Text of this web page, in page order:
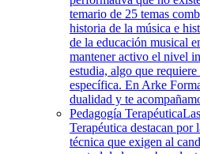
temario de 25 temas
historia de la música e
de la educación musical
mantener activo el nivel
estudia, algo que
específica. En Arke
dualidad y te
Pedagogía Terapéutica
Terapéutica destacan
técnica que exigen al